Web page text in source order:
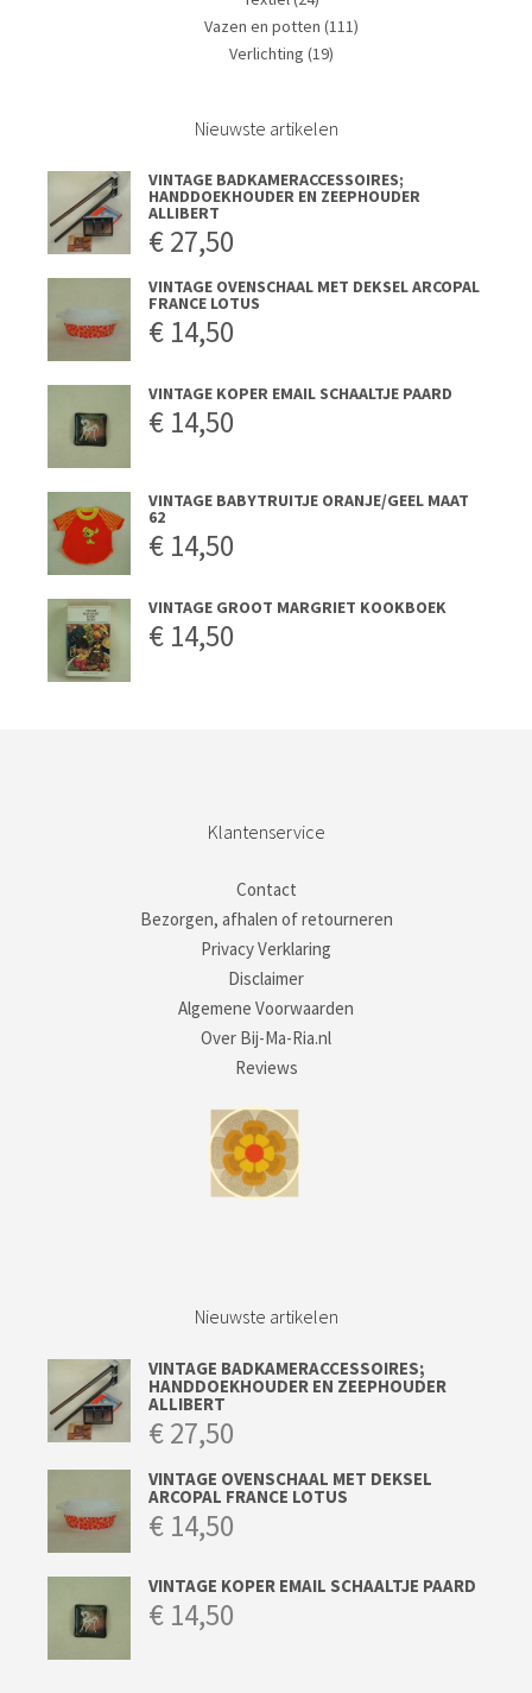
Vazen en potten (111)
Verlichting (19)
Nieuwste artikelen
VINTAGE BADKAMERACCESSOIRES;
HANDDOEKHOUDER EN ZEEPHOUDER
ALLIBERT
€27,50
VINTAGE OVENSCHAAL MET DEKSEL ARCOPAL
FRANCE LOTUS
€ 14,50
VINTAGE KOPER EMAIL SCHAALTJE PAARD
€ 14,50
VINTAGE BABYTRUITJE ORANJE/GEEL MAAT
62
€ 14,50
VINTAGE GROOT MARGRIET KOOKBOEK
€ 14,50
Klantenservice
Contact
Bezorgen, afhalen of retourneren
Privacy Verklaring
Disclaimer
Algemene Voorwaarden
Over Bij-Ma-Ria.nl
Reviews
Nieuwste artikelen
VINTAGE BADKAMERACCESSOIRES;
HANDDOEKHOUDER EN ZEEPHOUDER
ALLIBERT
€27,50
VINTAGE OVENSCHAAL MET DEKSEL
ARCOPAL FRANCE LOTUS
€ 14,50
VINTAGE KOPER EMAIL SCHAALTJE PAARD
€ 14,50